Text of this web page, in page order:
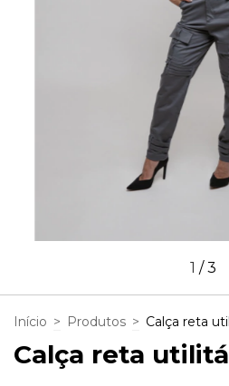
1 /3
Início > Produtos > Calça reta
Calça reta